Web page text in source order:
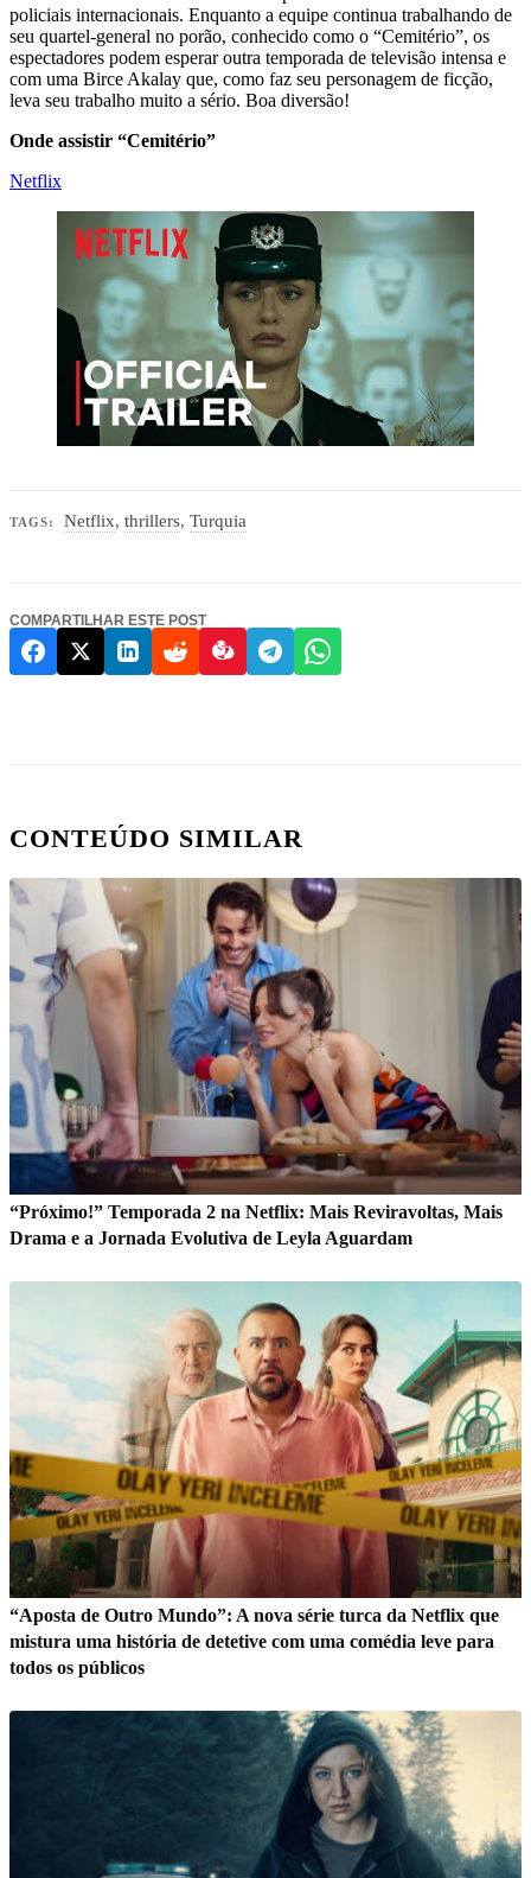
policiais internacionais. Enquanto a equipe continua trabalhando de
seu quartel-general no porão, conhecido como o “Cemitério”, os
espectadores podem esperar outra temporada de televisão intensa e
com uma Birce Akalay que, como faz seu personagem de ficção,
leva seu trabalho muito a sério. Boa diversão!
Onde assistir “Cemitério”
Netflix
TAGS: Netflix,thrillers,Turquia
COMPARTILHAR ESTE POST
CONTEÚDO SIMILAR
“Próximo!” Temporada 2 na Netflix: Mais Reviravoltas, Mais
Drama e a Jornada Evolutiva de Leyla Aguardam
“Aposta de Outro Mundo”: A nova série turca da Netflix que
mistura uma história de detetive com uma comédia leve para
todos os públicos